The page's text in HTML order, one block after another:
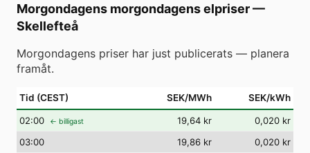
Morgondagens morgondagens elpriser—
Skellefteå
Morgondagens priser har just publicerats — planera
framåt.
Tid (CEST) SEK/MWh SEK/kWh
02:00 ← billigast 19,64 kr
0,020 kr
03:00 19,86 kr
0,020 kr